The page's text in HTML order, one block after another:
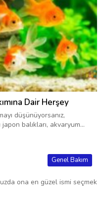
Dair Herşey
düşünüyorsanız,
balıkları, akvaryum...
Genel Bakım
ona en güzel ismi seçmek